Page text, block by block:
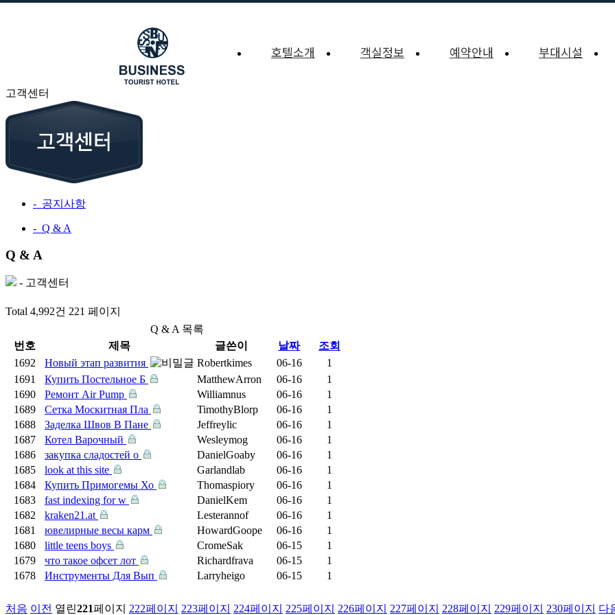
Q & A 221 페이지
호텔소개 객실정보 예약안내 부대시설
고객센터
- 공지사항
- Q & A
Q & A
- 고객센터
Total 4,992건 221 페이지
Q & A 목록
번호
제목 글쓴이 날짜
조회
1692
Новый этап развития Robertkimes 06-16
1
1691
Купить Постельное Б MatthewArron 06-16
1
1690
Ремонт Air Pump Williamnus 06-16
1
1689
Сетка Москитная Пла TimothyBlorp 06-16
1
1688
Заделка Швов В Пане Jeffreylic 06-16
1
1687
Котел Варочный Wesleymog 06-16
1
1686
закупка сладостей о DanielGoaby 06-16
1
1685
look at this site Garlandlab 06-16
1
1684
Купить Примогемы Хо Thomaspiory 06-16
1
1683
fast indexing for w DanielKem 06-16
1
1682
kraken21.at Lesterannof 06-16
1
1681
ювелирные весы карм HowardGoope 06-16
1
1680
little teens boys CromeSak 06-15
1
1679
что такое офсет лот Richardfrava 06-15
1
1678
Инструменты Для Вып Larryheigo 06-15
1
처음 이전 열린221페이지 222페이지 223페이지 224페이지 225페이지 226페이지 227페이지 228페이지 229페이지 230페이지 다